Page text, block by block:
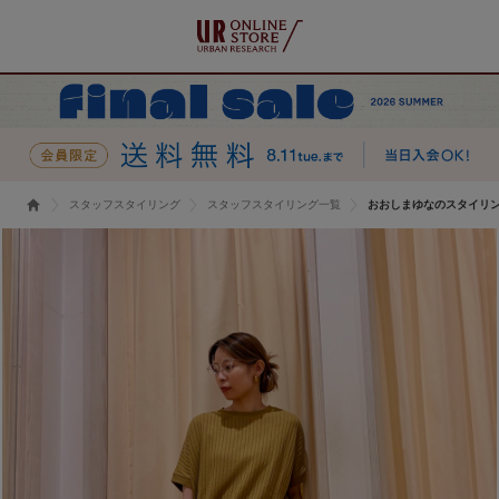
スタッフスタイリング スタッフスタイリング一覧 おおしまゆなのスタイリ